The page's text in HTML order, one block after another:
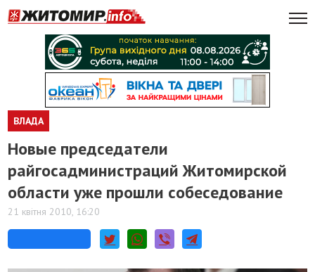
ВЛАДА
Новые председатели
райгосадминистраций Житомирской
области уже прошли собеседование
21 квітня 2010, 16:20